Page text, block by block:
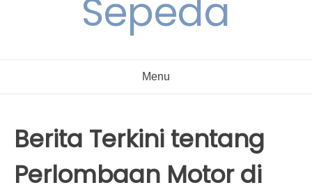
Sepeda
Menu
Berita Terkini tentang
Perlombaan Motor di